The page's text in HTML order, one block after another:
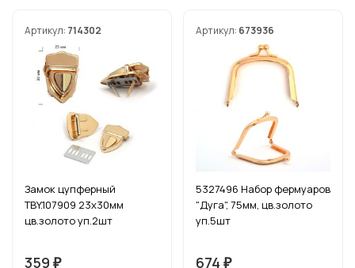
Артикул: 714302
Замок цупферный
TBY.107909 23х30мм
цв.золото уп.2шт
359 ₽
Артикул: 673936
5327496 Набор фермуаров
"Дуга", 75мм, цв.золото
уп.5шт
674 ₽